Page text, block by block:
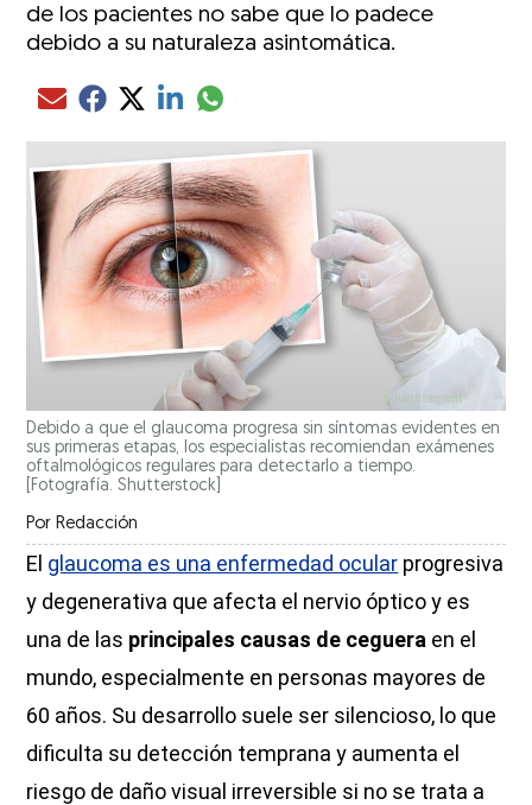
de los pacientes no sabe que lo padece
debido a su naturaleza asintomática.
Compartir el artículo actual mediante Email
Compartir el artículo actual mediante Facebook
Compartir el artículo actual mediante Twitter
Compartir el artículo actual mediante LinkedIn
Compartir el artículo actual mediante
Debido a que el glaucoma progresa sin síntomas evidentes en
sus primeras etapas, los especialistas recomiendan exámenes
oftalmológicos regulares para detectarlo a tiempo.
[Fotografía. Shutterstock]
Por Redacción
El glaucoma es una enfermedad ocular progresiva
y degenerativa que afecta el nervio óptico y es
una de las principales causas de ceguera en el
mundo, especialmente en personas mayores de
60 años. Su desarrollo suele ser silencioso, lo que
dificulta su detección temprana y aumenta el
riesgo de daño visual irreversible si no se trata a